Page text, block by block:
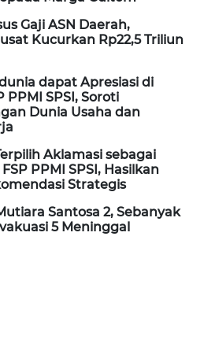
Gaji ASN Daerah,
Kucurkan Rp22,5 Triliun
dapat Apresiasi di
PPMI SPSI, Soroti
Dunia Usaha dan
Aklamasi sebagai
PPMI SPSI, Hasilkan
Strategis
Santosa 2, Sebanyak
5 Meninggal